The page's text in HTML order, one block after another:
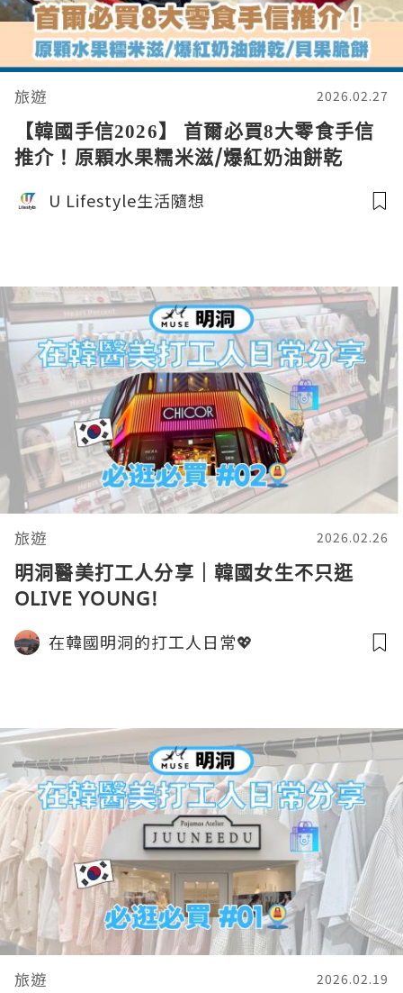
旅遊 2026.02.27
【韓國手信2026】 首爾必買8大零食手信
推介！原顆水果糯米滋/爆紅奶油餅乾
U Lifestyle生活隨想
旅遊 2026.02.26
明洞醫美打工人分享｜韓國女生不只逛
OLIVE YOUNG!
在韓國明洞的打工人日常💖
旅遊 2026.02.19